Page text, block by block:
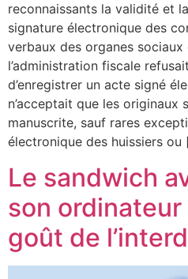
reconnaissants la validité et
signature électronique des
verbaux des organes sociaux
l’administration fiscale
d’enregistrer un acte signé
n’acceptait que les originaux
manuscrite, sauf rares
électronique des huissiers ou
Le sandwich
son ordinateur
goût de